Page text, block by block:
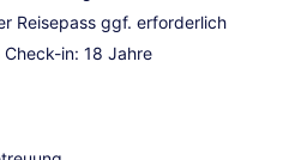
Reisepass ggf. erforderlich
in: 18 Jahre